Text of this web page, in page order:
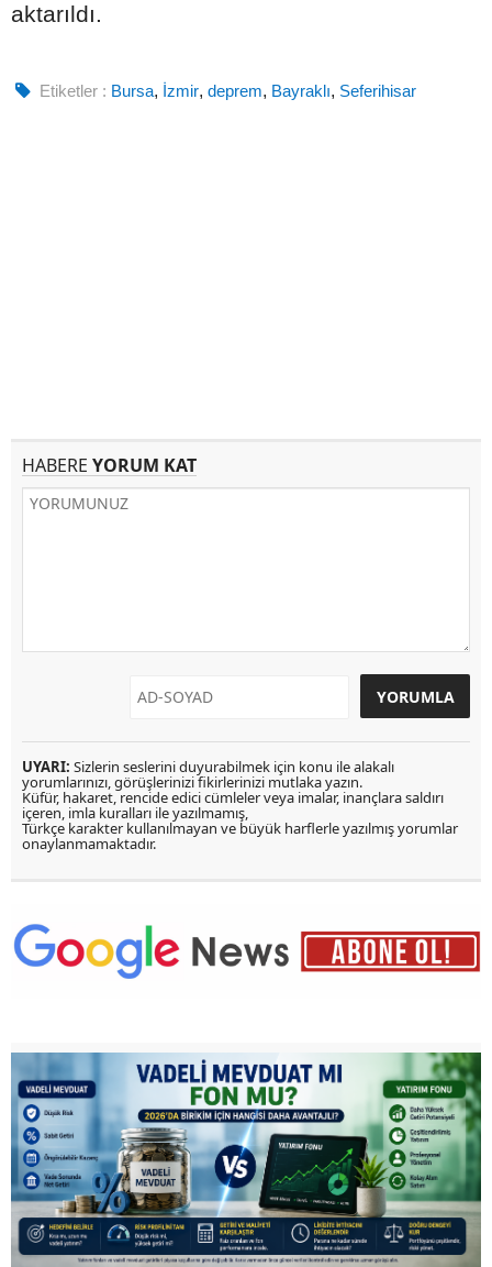
aktarıldı.
Etiketler : Bursa, İzmir,deprem, Bayraklı, Seferihisar
HABERE YORUM KAT
UYARI: Sizlerin seslerini duyurabilmek için konu ile alakalı
yorumlarınızı, görüşlerinizi fikirlerinizi mutlaka yazın.
Küfür, hakaret, rencide edici cümleler veya imalar, inançlara saldırı
içeren, imla kuralları ile yazılmamış,
Türkçe karakter kullanılmayan ve büyük harflerle yazılmış yorumlar
onaylanmamaktadır.